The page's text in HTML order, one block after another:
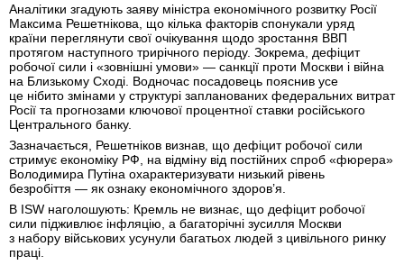
Аналітики згадують заяву міністра економічного розвитку Росії
Максима Решетнікова, що кілька факторів спонукали уряд
країни переглянути свої очікування щодо зростання ВВП
протягом наступного трирічного періоду. Зокрема, дефіцит
робочої сили і «зовнішні умови» — санкції проти Москви і війна
на Близькому Сході. Водночас посадовець пояснив усе
це нібито змінами у структурі запланованих федеральних витрат
Росії та прогнозами ключової процентної ставки російського
Центрального банку.
Зазначається, Решетніков визнав, що дефіцит робочої сили
стримує економіку РФ, на відміну від постійних спроб «фюрера»
Володимира Путіна охарактеризувати низький рівень
безробіття — як ознаку економічного здоров’я.
В ISW наголошують: Кремль не визнає, що дефіцит робочої
сили підживлює інфляцію, а багаторічні зусилля Москви
з набору військових усунули багатьох людей з цивільного ринку
праці.